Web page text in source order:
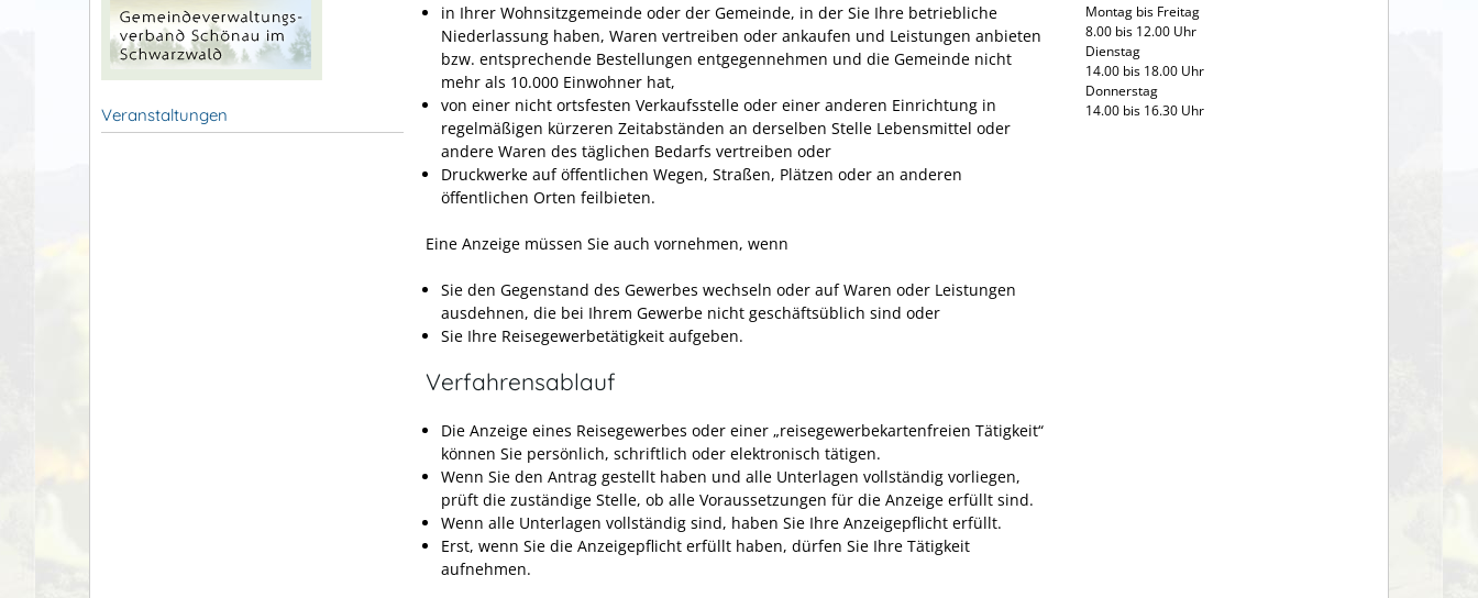
Veranstaltungen
in Ihrer Wohnsitzgemeinde oder der Gemeinde, in der Sie Ihre betriebliche
Niederlassung haben, Waren vertreiben oder ankaufen und Leistungen anbieten
bzw. entsprechende Bestellungen entgegennehmen und die Gemeinde nicht
mehr als 10.000 Einwohner hat,
von einer nicht ortsfesten Verkaufsstelle oder einer anderen Einrichtung in
regelmäßigen kürzeren Zeitabständen an derselben Stelle Lebensmittel oder
andere Waren des täglichen Bedarfs vertreiben oder
Druckwerke auf öffentlichen Wegen, Straßen, Plätzen oder an anderen
öffentlichen Orten feilbieten.
Eine Anzeige müssen Sie auch vornehmen, wenn
Sie den Gegenstand des Gewerbes wechseln oder auf Waren oder Leistungen
ausdehnen, die bei Ihrem Gewerbe nicht geschäftsüblich sind oder
Sie Ihre Reisegewerbetätigkeit aufgeben.
Verfahrensablauf
Die Anzeige eines Reisegewerbes oder einer „reisegewerbekartenfreien Tätigkeit“
können Sie persönlich, schriftlich oder elektronisch tätigen.
Wenn Sie den Antrag gestellt haben und alle Unterlagen vollständig vorliegen,
prüft die zuständige Stelle, ob alle Voraussetzungen für die Anzeige erfüllt sind.
Wenn alle Unterlagen vollständig sind, haben Sie Ihre Anzeigepflicht erfüllt.
Erst, wenn Sie die Anzeigepflicht erfüllt haben, dürfen Sie Ihre Tätigkeit
aufnehmen.
Montag bis Freitag
8.00 bis 12.00 Uhr
Dienstag
14.00 bis 18.00 Uhr
Donnerstag
14.00 bis 16.30 Uhr